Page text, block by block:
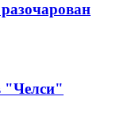
"Челси"